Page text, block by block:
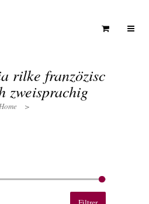
rilke franzözisc
zweisprachig
>